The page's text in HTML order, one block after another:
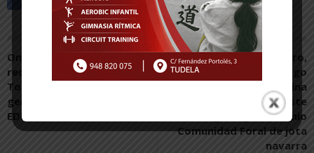
Artículo anterior
Once alcaldes muestran su
rechazo a la propuesta de
Toquero de cesar al
gerente del Consorcio
EDER
Artículo siguiente
José Antonio Pérez Caro,
María Herrera, Diego
Urmeneta y Carolina
Milagro se disputan este
domingo el gran premio
Comunidad Foral de jota
navarra